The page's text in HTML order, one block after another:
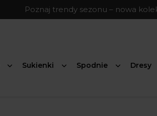
Poznaj trendy sezonu – nowa
Sukienki Spodnie Dresy